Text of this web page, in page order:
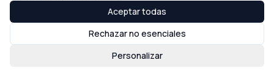
Personalizar
Rechazar no esenciales
Aceptar todas